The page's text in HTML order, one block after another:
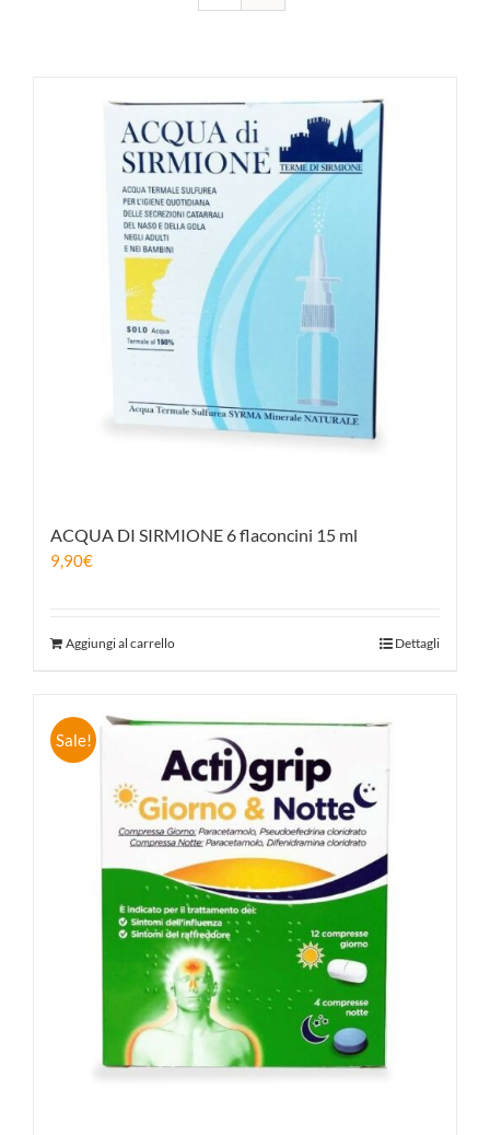
ACQUA DI SIRMIONE 6 flaconcini 15 ml
9,90€
Aggiungi al carrello Dettagli
Sale!